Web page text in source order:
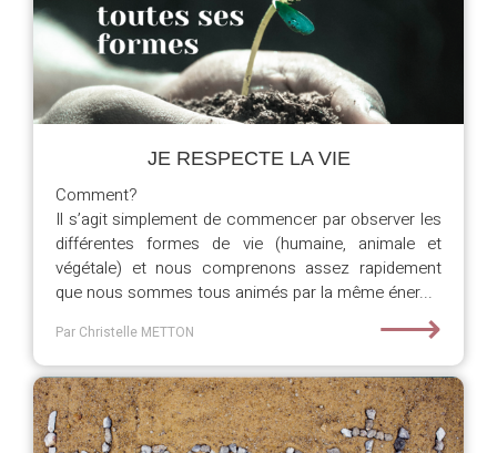
JE RESPECTE LA VIE
Comment?
Il s’agit simplement de commencer par observer les
différentes formes de vie (humaine, animale et
végétale) et nous comprenons assez rapidement
que nous sommes tous animés par la même éner...
Par Christelle METTON ⟶